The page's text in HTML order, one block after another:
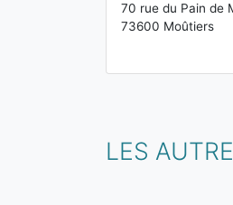
70 rue du Pain de
73600 Moûtiers
LES